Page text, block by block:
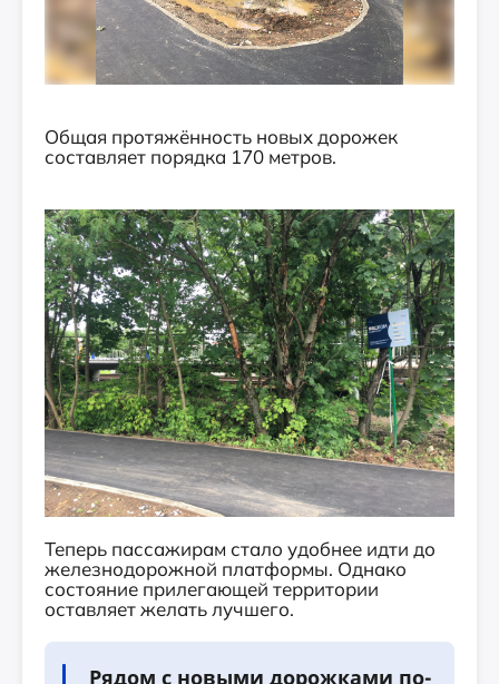
Общая протяжённость новых дорожек
составляет порядка 170 метров.
Теперь пассажирам стало удобнее идти до
железнодорожной платформы. Однако
состояние прилегающей территории
оставляет желать лучшего.
Рядом с новыми дорожками по-